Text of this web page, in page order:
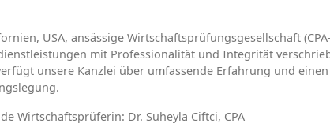
USA, ansässige Wirtschaftsprüfungsgesellschaft
mit Professionalität und Integrität
unsere Kanzlei über umfassende Erfahrung und
Wirtschaftsprüferin: Dr. Suheyla Ciftci, CPA